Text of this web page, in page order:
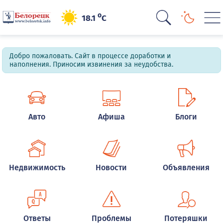
18.1oC
Добро пожаловать. Сайт в процессе доработки и
наполнения. Приносим извинения за неудобства.
Авто Афиша Блоги
Недвижимость Новости Объявления
Ответы Проблемы Потеряшки